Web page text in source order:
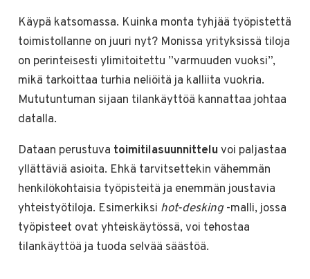
Käypä katsomassa. Kuinka monta tyhjää työpistettä
toimistollanne on juuri nyt? Monissa yrityksissä tiloja
on perinteisesti ylimitoitettu ”varmuuden vuoksi”,
mikä tarkoittaa turhia neliöitä ja kalliita vuokria.
Mututuntuman sijaan tilankäyttöä kannattaa johtaa
datalla.
Dataan perustuva toimitilasuunnitteluvoi paljastaa
yllättäviä asioita. Ehkä tarvitsettekin vähemmän
henkilökohtaisia työpisteitä ja enemmän joustavia
yhteistyötiloja. Esimerkiksi hot-desking-malli, jossa
työpisteet ovat yhteiskäytössä, voi tehostaa
tilankäyttöä ja tuoda selvää säästöä.